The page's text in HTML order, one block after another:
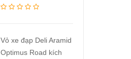
Vỏ xe đạp Deli Aramid
Optimus Road kích